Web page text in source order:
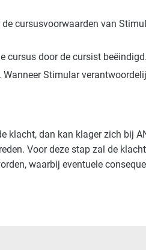
cursusvoorwaarden van
cursus door de cursist beëindigd.
Stimular
klacht, dan kan klager zich bij
Voor deze stap zal de
waarbij eventuele